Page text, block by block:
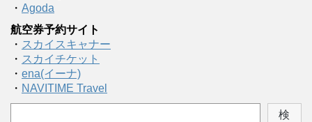
・ Agoda
航空券予約サイト
・ スカイスキャナー
・ スカイチケット
・ ena(イーナ)
・ NAVITIME Travel
検